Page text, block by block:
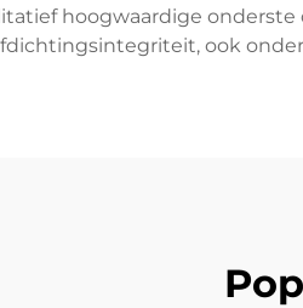
hoogwaardige
ook